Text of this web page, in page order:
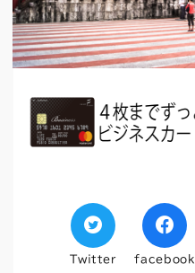
Twitter facebook